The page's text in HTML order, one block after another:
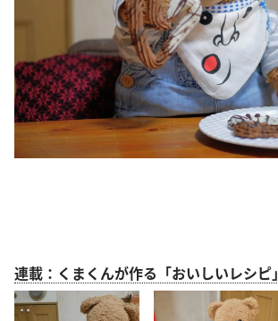
連載：くまくんが作る「おいしいレシピ」